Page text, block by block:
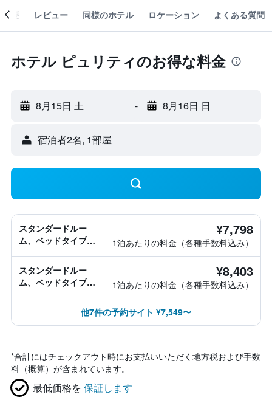
概要 レビュー 同様のホテル ロケーション よくある質問
ホテル ピュリティのお得な料金
8月15日 土 - 8月16日 日
宿泊者2名, 1​部屋
スタンダードルー
ム、ベッドタイプ情
¥7,798
1泊あたりの料金（各種手数料込み）
スタンダードルー
ム、ベッドタイプ情
¥8,403
1泊あたりの料金（各種手数料込み）
他7件の予約サイト ¥7,549〜
*合計にはチェックアウト時にお支払いいただく地方税および手数
料（概算）が含まれています。
最低価格を 保証します